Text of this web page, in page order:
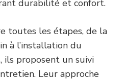
durabilité et confort.
toutes les étapes, de la
à l’installation du
ils proposent un suivi
Leur approche